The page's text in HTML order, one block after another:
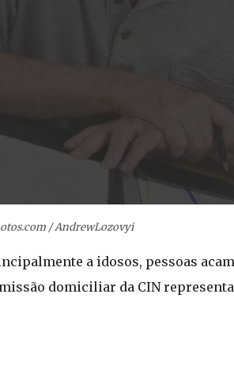
/ AndrewLozovyi
a idosos, pessoas
domiciliar da CIN